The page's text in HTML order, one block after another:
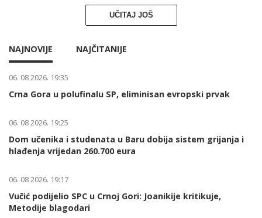
UČITAJ JOŠ
NAJNOVIJE NAJČITANIJE
06. 08 2026. 19:35
Crna Gora u polufinalu SP, eliminisan evropski prvak
06. 08 2026. 19:25
Dom učenika i studenata u Baru dobija sistem grijanja i
hlađenja vrijedan 260.700 eura
06. 08 2026. 19:17
Vučić podijelio SPC u Crnoj Gori: Joanikije kritikuje,
Metodije blagodari